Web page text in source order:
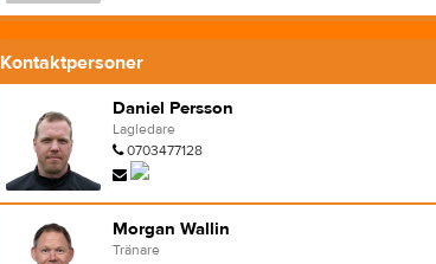
Kontaktpersoner
Daniel Persson
Lagledare
0703477128
Morgan Wallin
Tränare